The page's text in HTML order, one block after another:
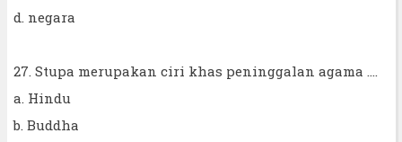
d. negara
27. Stupa merupakan ciri khas peninggalan agama ....
a. Hindu
b. Buddha